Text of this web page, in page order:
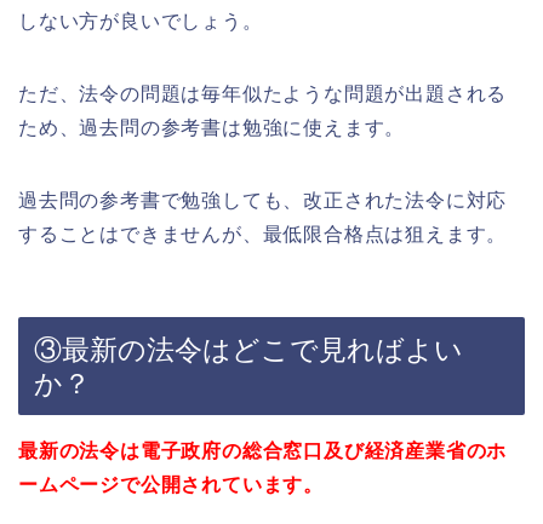
しない方が良いでしょう。
ただ、法令の問題は毎年似たような問題が出題される
ため、過去問の参考書は勉強に使えます。
過去問の参考書で勉強しても、改正された法令に対応
することはできませんが、最低限合格点は狙えます。
③最新の法令はどこで見ればよい
か？
最新の法令は電子政府の総合窓口及び経済産業省のホ
ームページで公開されています。